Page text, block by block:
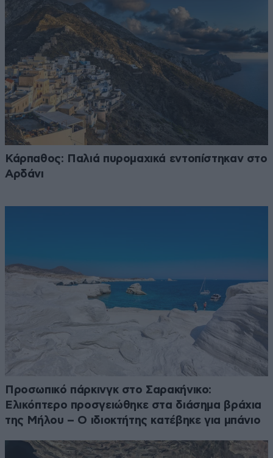
Κάρπαθος: Παλιά πυρομαχικά εντοπίστηκαν στο
Αρδάνι
Προσωπικό πάρκινγκ στο Σαρακήνικο:
Ελικόπτερο προσγειώθηκε στα διάσημα βράχια
της Μήλου – Ο ιδιοκτήτης κατέβηκε για μπάνιο